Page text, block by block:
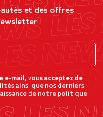
et des offres
e-mail, vous acceptez de
ainsi que nos derniers
de notre politique